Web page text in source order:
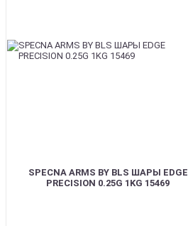
SPECNA ARMS BY BLS ШАРЫ EDGE
PRECISION 0.25G 1KG 15469